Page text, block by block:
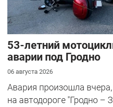
53-летний
аварии под Гродно
06 августа 2026
Авария произошла вчера,
на автодороге "Гродно –